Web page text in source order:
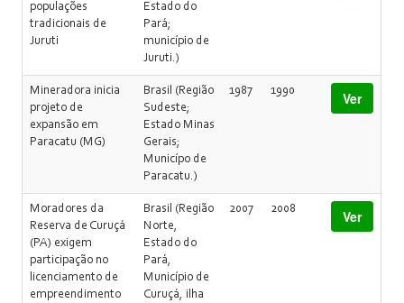
populações
tradicionais de
Juruti
Estado do
Pará;
município de
Juruti.)
Mineradora inicia
projeto de
expansão em
Paracatu (MG)
Brasil (Região
Sudeste;
Estado Minas
Gerais;
Municípo de
Paracatu.)
1987 1990 Ver
Moradores da
Reserva de Curuçá
(PA) exigem
participação no
licenciamento de
empreendimento
Brasil (Região
Norte,
Estado do
Pará,
Município de
Curuçá, ilha
2007 2008 Ver